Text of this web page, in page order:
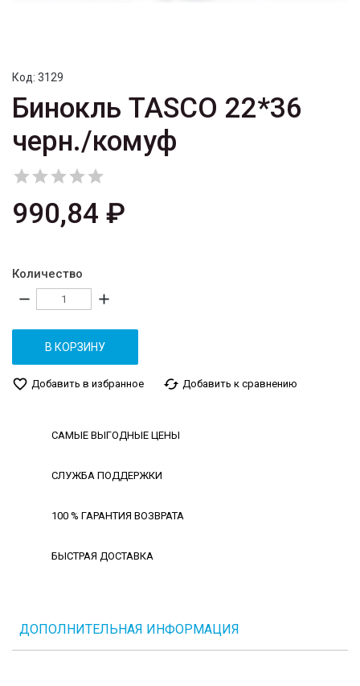
Код: 3129
Бинокль TASCO 22*36
черн./комуф

990,84 ₽
Количество
remove add
В КОРЗИНУ
favorite_border Добавить в избранное cached Добавить к сравнению
САМЫЕ ВЫГОДНЫЕ ЦЕНЫ
СЛУЖБА ПОДДЕРЖКИ
100 % ГАРАНТИЯ ВОЗВРАТА
БЫСТРАЯ ДОСТАВКА
ДОПОЛНИТЕЛЬНАЯ ИНФОРМАЦИЯ